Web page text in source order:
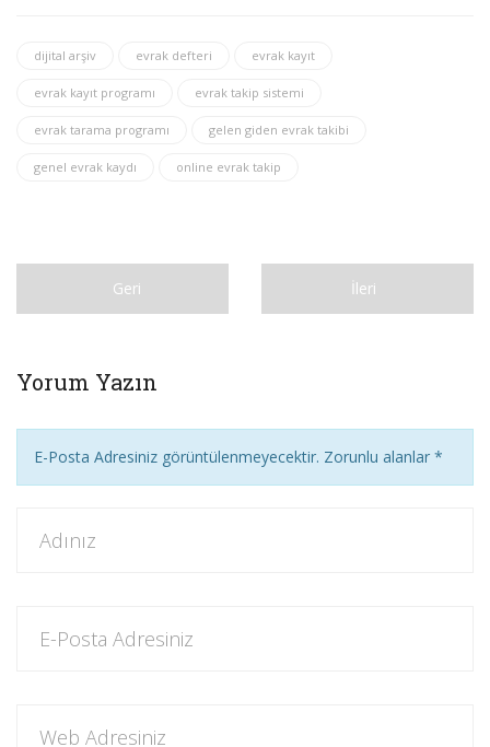
dijital arşiv evrak defteri evrak kayıt
evrak kayıt programı evrak takip sistemi
evrak tarama programı gelen giden evrak takibi
genel evrak kaydı online evrak takip
Geri İleri
Yorum Yazın
E-Posta Adresiniz görüntülenmeyecektir. Zorunlu alanlar *